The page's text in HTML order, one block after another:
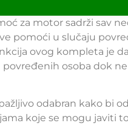
za motor sadrži sav
pomoći u slučaju
ovog kompleta je
povređenih osoba dok
odabran kako bi
koje se mogu javiti